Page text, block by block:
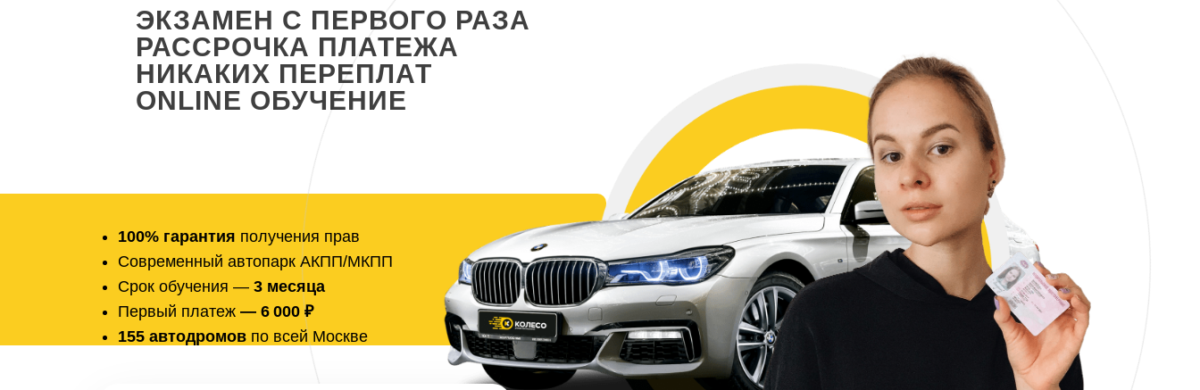
100% гарантия получения прав
Современный автопарк АКПП/МКПП
Срок обучения — 3 месяца
Первый платеж — 6 000 ₽
155 автодромов по всей Москве
ЭКЗАМЕН С ПЕРВОГО РАЗА
РАССРОЧКА ПЛАТЕЖА
НИКАКИХ ПЕРЕПЛАТ
ONLINE ОБУЧЕНИЕ